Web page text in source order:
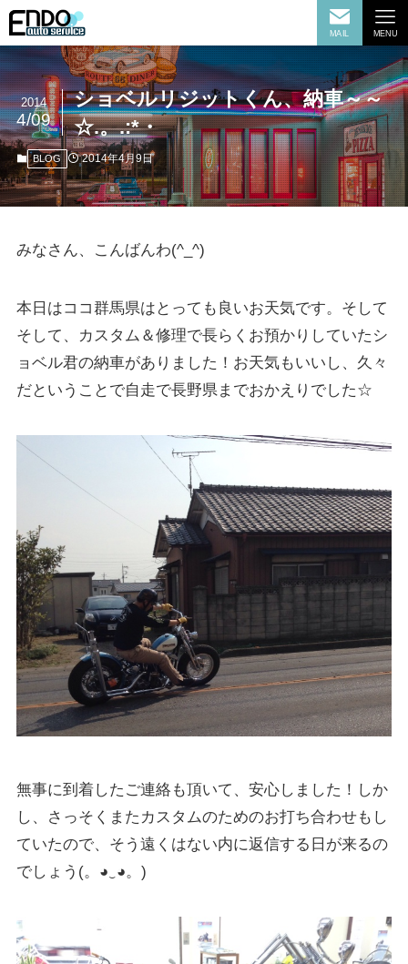
MAIL MENU
ショベルリジットくん、納車～～
☆.。.:*・
2014
4/09
BLOG 2014年4月9日
みなさん、こんばんわ(^_^)
本日はココ群馬県はとっても良いお天気です。そして
そして、カスタム＆修理で長らくお預かりしていたシ
ョベル君の納車がありました！お天気もいいし、久々
だということで自走で長野県までおかえりでした☆
無事に到着したご連絡も頂いて、安心しました！しか
し、さっそくまたカスタムのためのお打ち合わせもし
ていたので、そう遠くはない内に返信する日が来るの
でしょう(。◕‿◕。)